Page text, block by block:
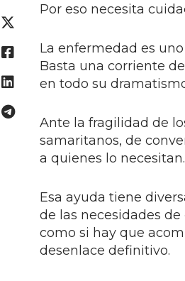
Por eso necesita
La enfermedad es
Basta una corriente
en todo su
Ante la fragilidad de
samaritanos, de
a quienes lo necesitan.
Esa ayuda tiene
de las necesidades
como si hay que
desenlace definitivo.